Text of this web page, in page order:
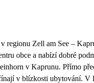
regionu Zell am See –
obce a nabízí dobré
v Kaprunu. Přímo
v blízkosti ubytování.